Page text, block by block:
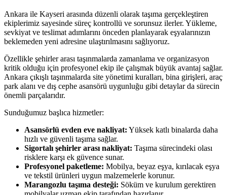
Ankara ile Kayseri arasında düzenli olarak taşıma gerçekleştiren
ekiplerimiz sayesinde süreç kontrollü ve sorunsuz ilerler. Yükleme,
sevkiyat ve teslimat adımlarını önceden planlayarak eşyalarınızın
beklemeden yeni adresine ulaştırılmasını sağlıyoruz.
Özellikle şehirler arası taşınmalarda zamanlama ve organizasyon
kritik olduğu için profesyonel ekip ile çalışmak büyük avantaj sağlar.
Ankara çıkışlı taşınmalarda site yönetimi kuralları, bina girişleri, araç
park alanı ve dış cephe asansörü uygunluğu gibi detaylar da sürecin
önemli parçalarıdır.
Sunduğumuz başlıca hizmetler:
Asansörlü evden eve nakliyat: Yüksek katlı binalarda daha
hızlı ve güvenli taşıma sağlar.
Sigortalı şehirler arası nakliyat: Taşıma sürecindeki olası
risklere karşı ek güvence sunar.
Profesyonel paketleme: Mobilya, beyaz eşya, kırılacak eşya
ve tekstil ürünleri uygun malzemelerle korunur.
Marangozlu taşıma desteği: Söküm ve kurulum gerektiren